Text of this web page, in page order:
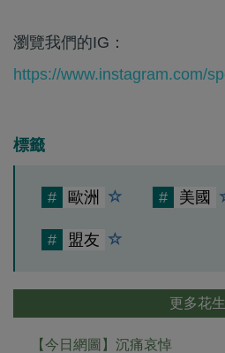
瀏覽我們的IG：
https://www.instagram.com/
標籤
# 歐洲 # 美國
# 盟友
更多花生
【今日網圖】沉痛哀悼